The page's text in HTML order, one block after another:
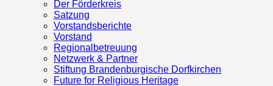
Der Förderkreis
Satzung
Vorstandsberichte
Vorstand
Regionalbetreuung
Netzwerk & Partner
Stiftung Brandenburgische Dorfkirchen
Future for Religious Heritage